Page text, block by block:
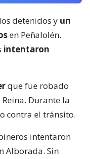
detenidos y un
en Peñalolén.
intentaron
que fue robado
Durante la
contra el tránsito.
intentaron
Alborada. Sin